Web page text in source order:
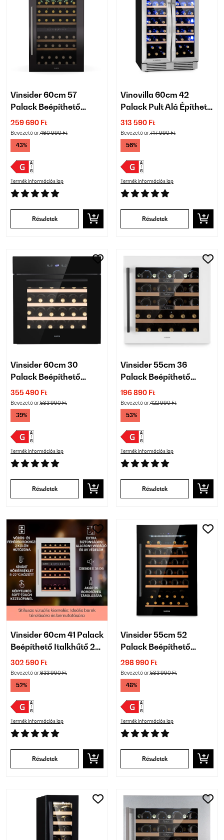
Vinsider 60cm 57
Palack Beépíthető
Italkhűtő 2 Zónás
Fekete
259 690 Ft
Bevezető ár:460 990 Ft
-43%
Termék információs lap
Részletek
Vinovilla 60cm 42
Palack Pult Alá Építhető
Borhűtő 2 Zónás Ezüst
313 590 Ft
Bevezető ár:717 990 Ft
-56%
Termék információs lap
Részletek
Vinsider 60cm 30
Palack Beépíthető
Italkhűtő 1 Zónás Fekete
355 490 Ft
Bevezető ár:583 990 Ft
-39%
Termék információs lap
Részletek
Vinsider 55cm 36
Palack Beépíthető
Italkhűtő 1 Zónás Fehér
196 890 Ft
Bevezető ár:422 990 Ft
-53%
Termék információs lap
Részletek
Vinsider 60cm 41 Palack
Beépíthető Italkhűtő 2
Zónás Ezüst
302 590 Ft
Bevezető ár:633 990 Ft
-52%
Termék információs lap
Részletek
Vinsider 55cm 52
Palack Beépíthető
Italkhűtő 1 Zónás Fekete
298 990 Ft
Bevezető ár:583 990 Ft
-48%
Termék információs lap
Részletek